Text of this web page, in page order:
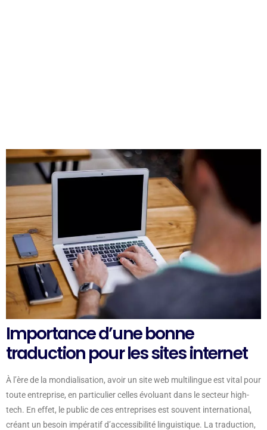
Importance d’une bonne
traduction pour les sites internet
À l’ère de la mondialisation, avoir un site web multilingue est vital pour
toute entreprise, en particulier celles évoluant dans le secteur high-
tech. En effet, le public de ces entreprises est souvent international,
créant un besoin impératif d’accessibilité linguistique. La traduction,